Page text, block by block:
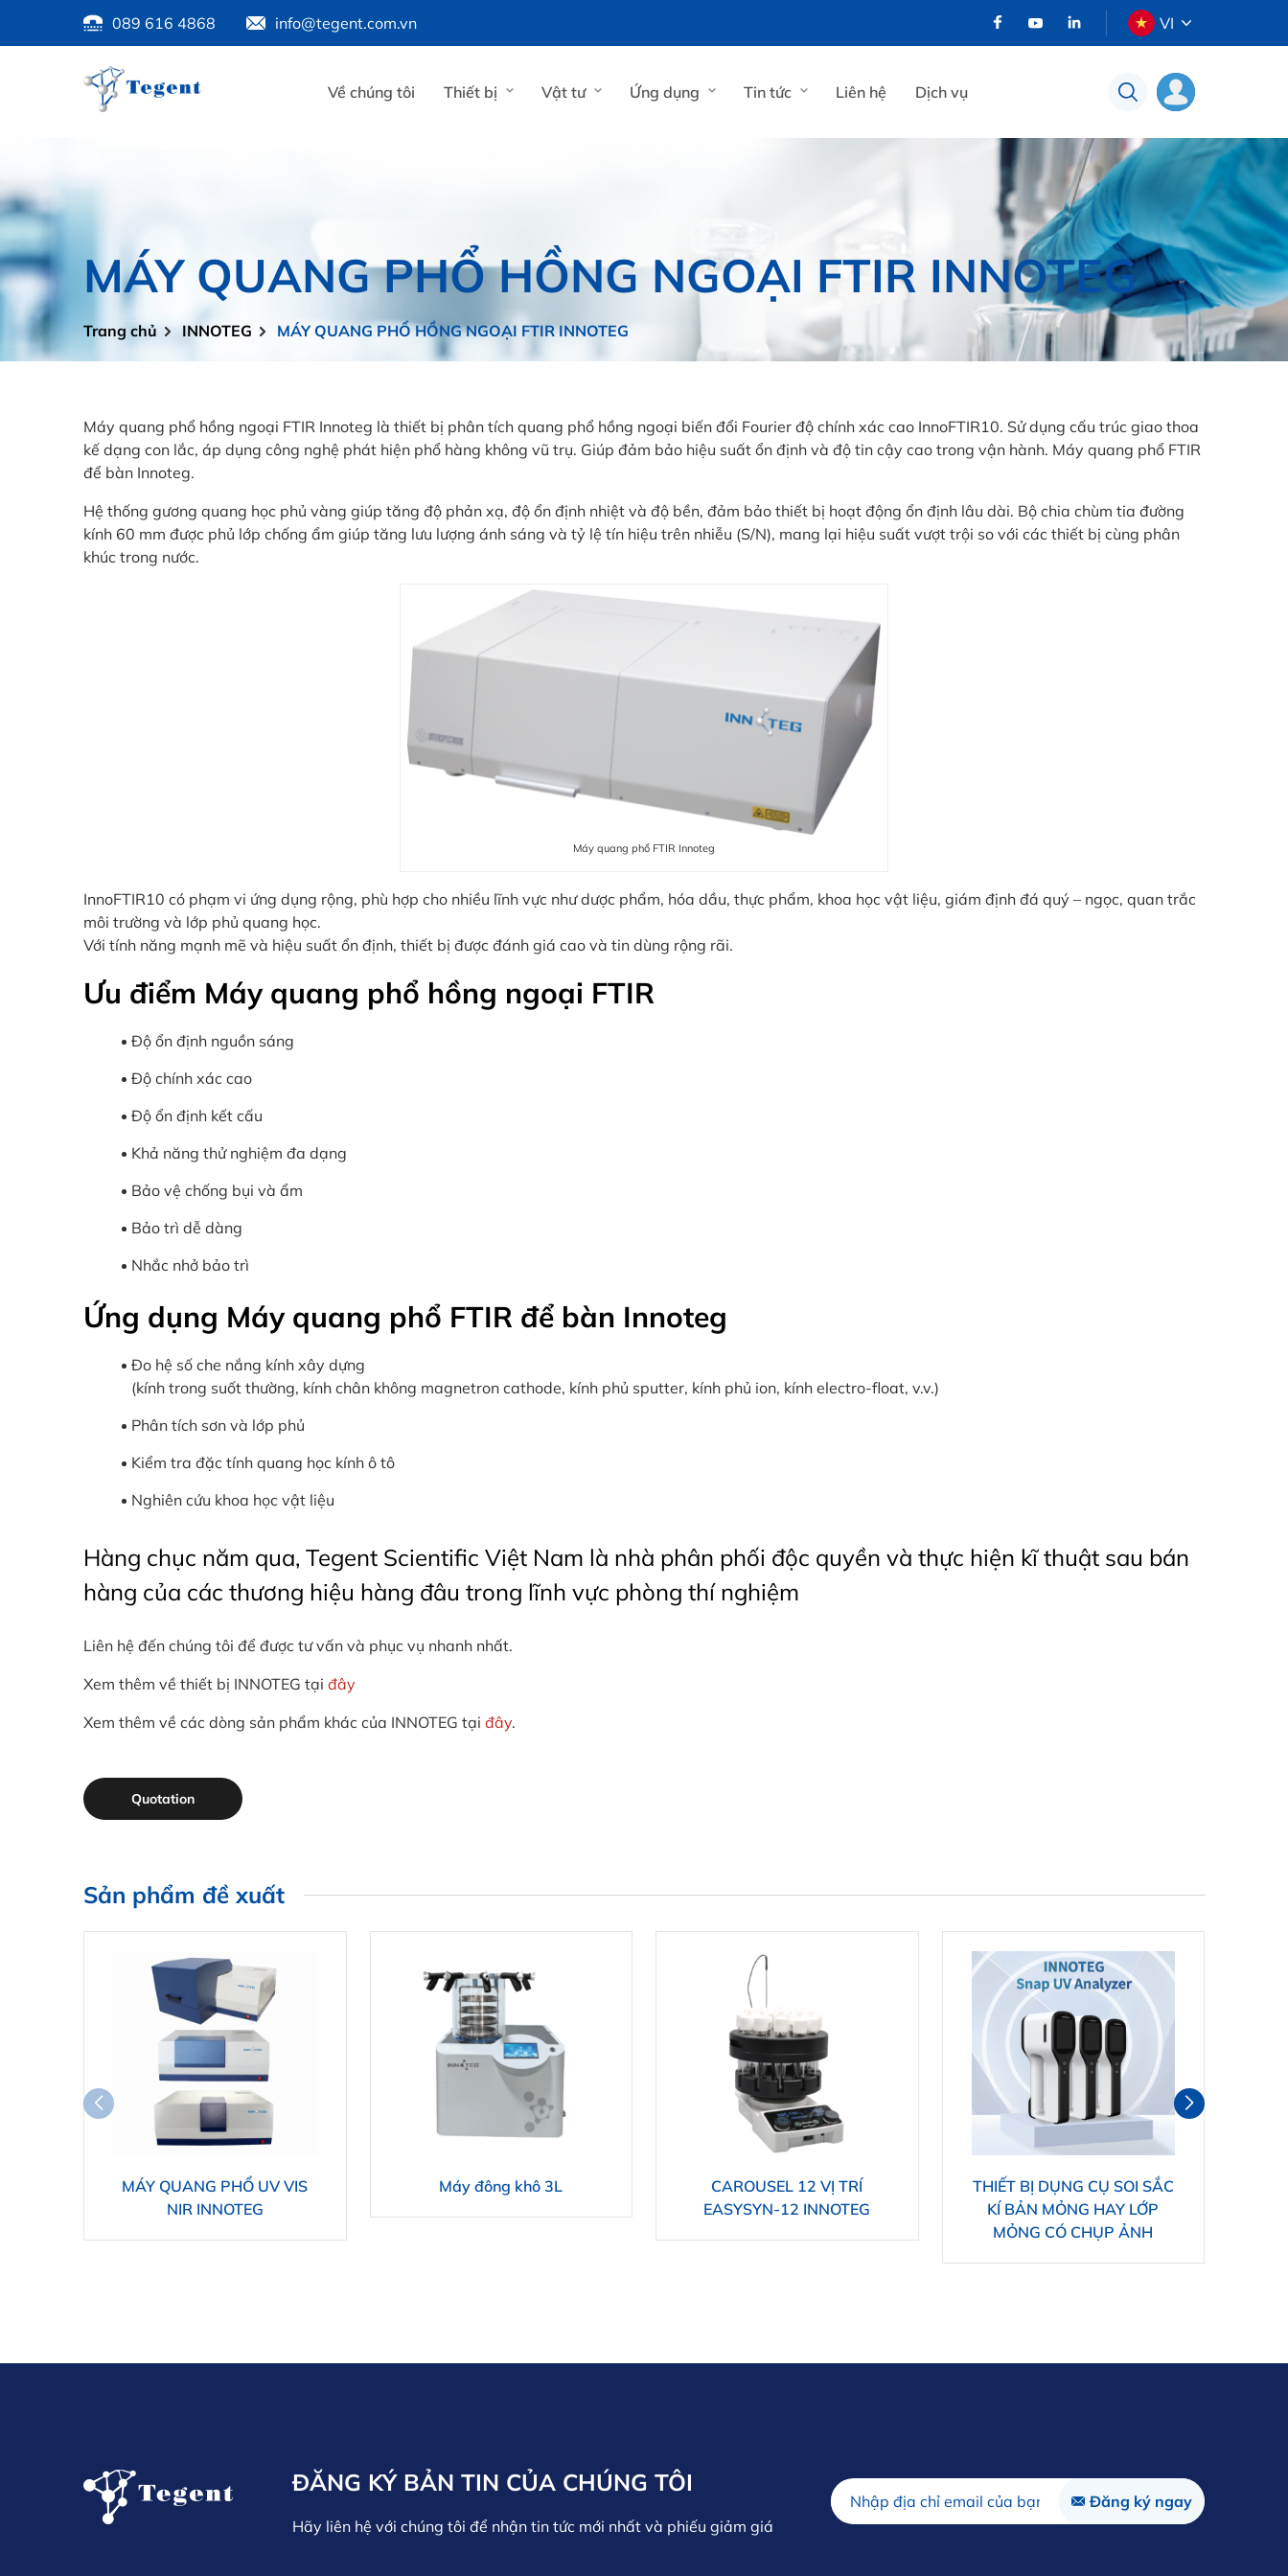
089 616 4868 info@tegent.com.vn VI
Về chúng tôi Thiết bị Vật tư Ứng dụng Tin tức Liên hệ Dịch vụ
MÁY QUANG PHỔ HỒNG NGOẠI FTIR INNOTEG
Trang chủ INNOTEG MÁY QUANG PHỔ HỒNG NGOẠI FTIR INNOTEG
Máy quang phổ hồng ngoại FTIR Innoteg là thiết bị phân tích quang phổ hồng ngoại biến đổi Fourier độ chính xác cao InnoFTIR10. Sử dụng cấu trúc giao thoa
kế dạng con lắc, áp dụng công nghệ phát hiện phổ hàng không vũ trụ. Giúp đảm bảo hiệu suất ổn định và độ tin cậy cao trong vận hành. Máy quang phổ FTIR
để bàn Innoteg.
Hệ thống gương quang học phủ vàng giúp tăng độ phản xạ, độ ổn định nhiệt và độ bền, đảm bảo thiết bị hoạt động ổn định lâu dài. Bộ chia chùm tia đường
kính 60 mm được phủ lớp chống ẩm giúp tăng lưu lượng ánh sáng và tỷ lệ tín hiệu trên nhiễu (S/N), mang lại hiệu suất vượt trội so với các thiết bị cùng phân
khúc trong nước.
Máy quang phổ FTIR Innoteg
InnoFTIR10 có phạm vi ứng dụng rộng, phù hợp cho nhiều lĩnh vực như dược phẩm, hóa dầu, thực phẩm, khoa học vật liệu, giám định đá quý – ngọc, quan trắc
môi trường và lớp phủ quang học.
Với tính năng mạnh mẽ và hiệu suất ổn định, thiết bị được đánh giá cao và tin dùng rộng rãi.
Ưu điểm Máy quang phổ hồng ngoại FTIR
Độ ổn định nguồn sáng
Độ chính xác cao
Độ ổn định kết cấu
Khả năng thử nghiệm đa dạng
Bảo vệ chống bụi và ẩm
Bảo trì dễ dàng
Nhắc nhở bảo trì
Ứng dụng Máy quang phổ FTIR để bàn Innoteg
Đo hệ số che nắng kính xây dựng
(kính trong suốt thường, kính chân không magnetron cathode, kính phủ sputter, kính phủ ion, kính electro-float, v.v.)
Phân tích sơn và lớp phủ
Kiểm tra đặc tính quang học kính ô tô
Nghiên cứu khoa học vật liệu
Hàng chục năm qua, Tegent Scientific Việt Nam là nhà phân phối độc quyền và thực hiện kĩ thuật sau bán
hàng của các thương hiệu hàng đâu trong lĩnh vực phòng thí nghiệm
Liên hệ đến chúng tôi để được tư vấn và phục vụ nhanh nhất.
Xem thêm về thiết bị INNOTEG tại đây
Xem thêm về các dòng sản phẩm khác của INNOTEG tại đây.
Quotation
Sản phẩm đề xuất
MÁY QUANG PHỔ UV VIS
NIR INNOTEG
Máy đông khô 3L
CAROUSEL 12 VỊ TRÍ
EASYSYN-12 INNOTEG
THIẾT BỊ DỤNG CỤ SOI SẮC
KÍ BẢN MỎNG HAY LỚP
MỎNG CÓ CHỤP ẢNH
ĐĂNG KÝ BẢN TIN CỦA CHÚNG TÔI
Hãy liên hệ với chúng tôi để nhận tin tức mới nhất và phiếu giảm giá